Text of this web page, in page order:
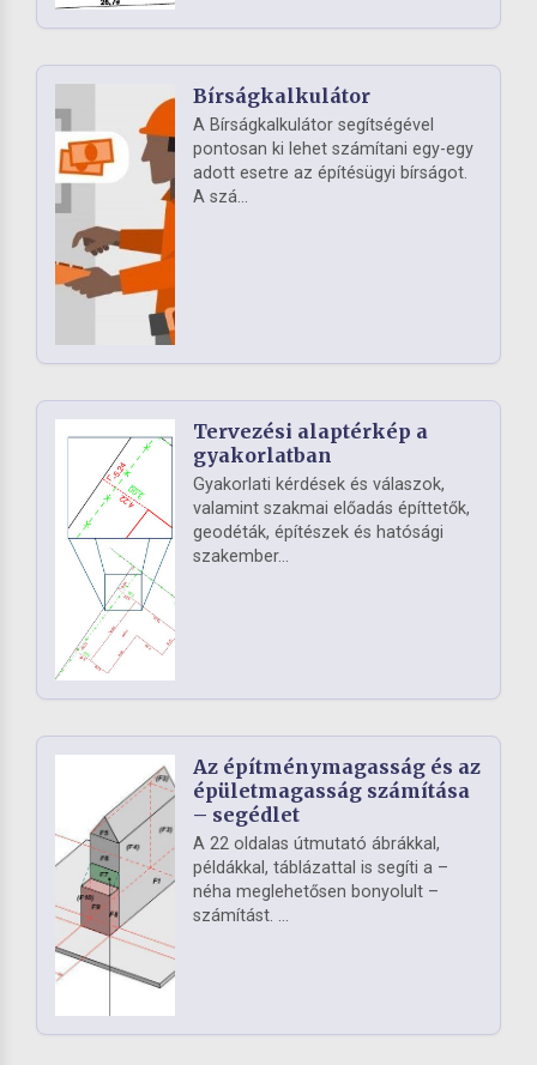
Bírságkalkulátor
A Bírságkalkulátor segítségével
pontosan ki lehet számítani egy-egy
adott esetre az építésügyi bírságot.
A szá...
Tervezési alaptérkép a
gyakorlatban
Gyakorlati kérdések és válaszok,
valamint szakmai előadás építtetők,
geodéták, építészek és hatósági
szakember...
Az építménymagasság és az
épületmagasság számítása
– segédlet
A 22 oldalas útmutató ábrákkal,
példákkal, táblázattal is segíti a –
néha meglehetősen bonyolult –
számítást. ...